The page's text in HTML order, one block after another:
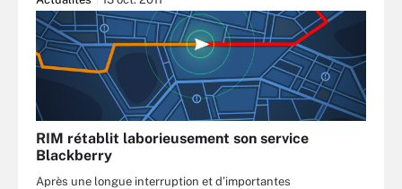
RIM rétablit laborieusement son service
Blackberry
Après une longue interruption et d’importantes